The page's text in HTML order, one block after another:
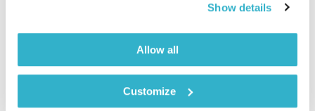
Show details
Allow all
Customize